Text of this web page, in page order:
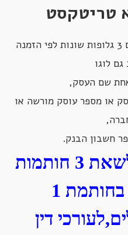
טריטקסט
שימוש בחותמת אחת בלבד עם 3 גלופות שונות לפי הזמנה
לוגו
שם העסק,
או מספר עוסק מורשה או
חשבון הבנק.
1
דין